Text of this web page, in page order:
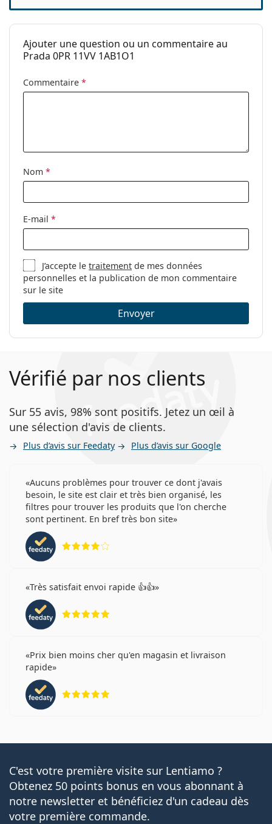
Ceci est un dispositif médical. Lisez le mode d'emploi
avant l'utilisation.
Ajouter une question ou un commentaire au
Prada 0PR 11VV 1AB1O1
Commentaire *
Nom *
E-mail *
J’accepte letraitement de mes données
personnelles et la publication de mon commentaire
sur le site
Envoyer
Vérifié par nos clients
Sur 55 avis, 98% sont positifs. Jetez un œil à
une sélection d'avis de clients.
Plus d’avis sur Feedaty Plus d’avis sur Google
Aucuns problèmes pour trouver ce dont j'avais
besoin, le site est clair et très bien organisé, les
filtres pour trouver les produits que l'on cherche
sont pertinent. En bref très bon site
Très satisfait envoi rapide 👍👍
Prix bien moins cher qu'en magasin et livraison
rapide
C'est votre première visite sur Lentiamo ?
Obtenez 50 points bonus en vous abonnant à
notre newsletter et bénéficiez d'un cadeau dès
votre première commande.